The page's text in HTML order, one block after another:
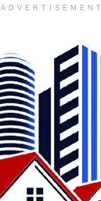
ADVERTISEMENT